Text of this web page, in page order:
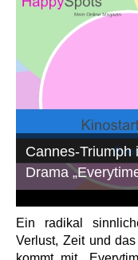
Cannes-Triumph
Drama
Ein radikal
Verlust, Zeit und